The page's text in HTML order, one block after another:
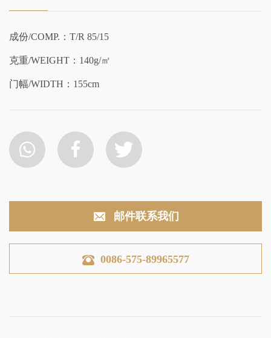
成份/COMP.：T/R 85/15
克重/WEIGHT：140g/㎡
门幅/WIDTH：155cm
邮件联系我们
0086-575-89965577